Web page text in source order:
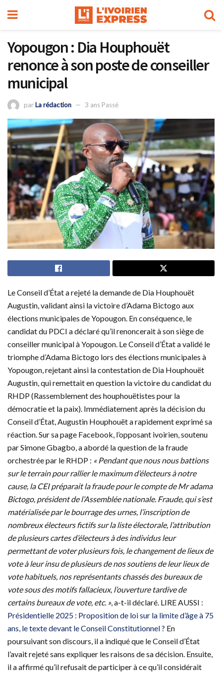
Yopougon : Dia Houphouët
renonce à son poste de conseiller
municipal
parLa rédaction 3 ans Passé
Le Conseil d’État a rejeté la demande de Dia Houphouët
Augustin, validant ainsi la victoire d’Adama Bictogo aux
élections municipales de Yopougon. En conséquence, le
candidat du PDCI a déclaré qu’il renoncerait à son siège de
conseiller municipal à Yopougon. Le Conseil d’État a validé le
triomphe d’Adama Bictogo lors des élections municipales à
Yopougon, rejetant ainsi la contestation de Dia Houphouët
Augustin, qui remettait en question la victoire du candidat du
RHDP (Rassemblement des houphouëtistes pour la
démocratie et la paix). Immédiatement après la décision du
Conseil d’État, Augustin Houphouët a rapidement exprimé sa
réaction. Sur sa page Facebook, l’opposant ivoirien, soutenu
par Simone Gbagbo, a abordé la question de la fraude
orchestrée par le RHDP : « Pendant que nous nous battions
sur le terrain pour rallier le maximum d’électeurs à notre
cause, la CEI préparait la fraude pour le compte de Mr adama
Bictogo, président de l’Assemblée nationale. Fraude, qui s’est
matérialisée par le bourrage des urnes, l’inscription de
nombreux électeurs fictifs sur la liste électorale, l’attribution
de plusieurs cartes d’électeurs à des individus leur
permettant de voter plusieurs fois, le changement de lieux de
vote à leur insu de plusieurs de nos soutiens de leur lieux de
vote habituels, nos représentants chassés des bureaux de
vote sous des motifs fallacieux, l’ouverture tardive de
certains bureaux de vote, etc. », a-t-il déclaré. LIRE AUSSI :
Présidentielle 2025 : Proposition de loi sur la limite d’âge à 75
ans, le texte devant le Conseil Constitutionnel ? En
poursuivant son discours, il a indiqué que le Conseil d’État
l’avait rejeté sans expliquer les raisons de sa décision. Ensuite,
il a affirmé qu’il refusait de participer à ce qu’il considérait